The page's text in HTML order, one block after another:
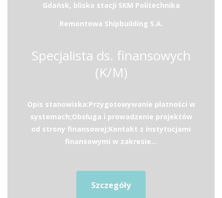
Gdańsk, blisko stacji SKM Politechnika
Remontowa Shipbuilding S.A.
Specjalista ds. finansowych
(K/M)
Opis stanowiska:Przygotowywanie płatności w
systemach;Obsługa i prowadzenie projektów
od strony finansowej;Kontakt z instytucjami
finansowymi w zakresie...
Szczegóły